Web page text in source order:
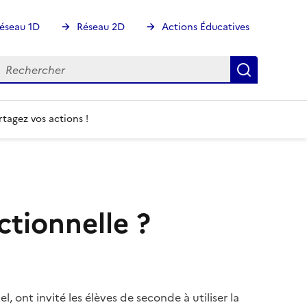
1D Réseau 2D Actions Éducatives
Rechercher
Rechercher
vos actions !
?
ont invité les élèves de seconde à utiliser la